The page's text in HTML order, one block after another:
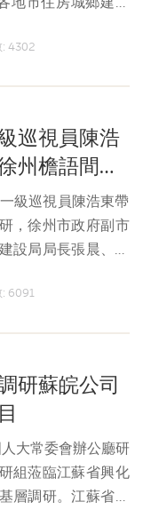
果，分批先后走訪
4302
巡視員陳浩
州檐語間項
級巡視員陳浩東帶
，徐州市政府副市
設局局長張晨、副
6091
研蘇皖公司
大常委會辦公廳研
組蒞臨江蘇省興化
層調研。江蘇省、